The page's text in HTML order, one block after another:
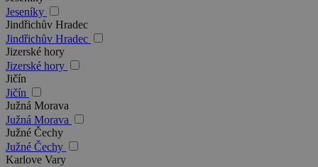
Jeseníky
Jindřichův Hradec
Jindřichův Hradec
Jizerské hory
Jizerské hory
Jičín
Jičín
Južná Morava
Južná Morava
Južné Čechy
Južné Čechy
Karlove Vary